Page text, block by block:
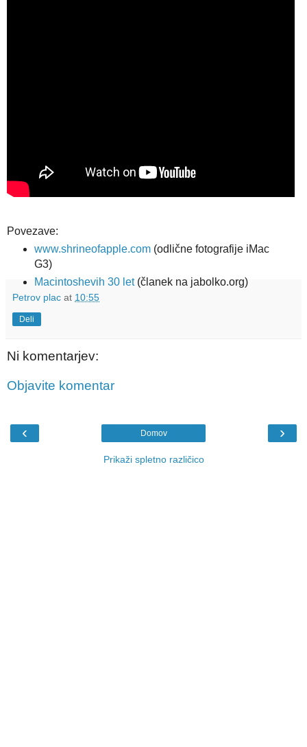
Povezave:
www.shrineofapple.com(odlične fotografije iMac
G3)
Macintoshevih 30 let(članek na jabolko.org)
Petrov plac at 10:55
Deli
Ni komentarjev:
Objavite komentar
‹ ›
Domov
Prikaži spletno različico